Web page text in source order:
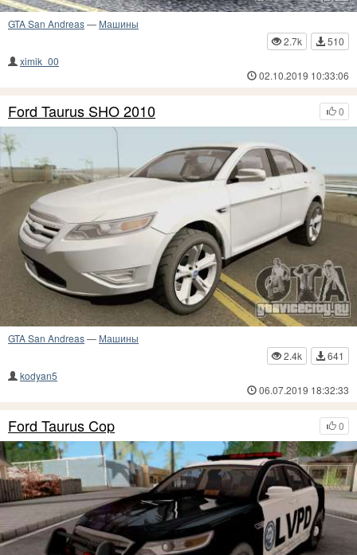
GTA San Andreas— Машины
2.7k
510
ximik_00
02.10.2019 10:33:06
0
Ford Taurus SHO 2010
GTA San Andreas— Машины
2.4k
641
kodyan5
06.07.2019 18:32:33
0
Ford Taurus Cop